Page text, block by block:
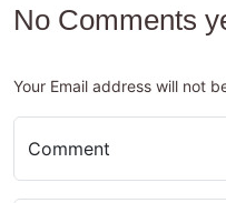
No Comments
Your Email address will not
Comment